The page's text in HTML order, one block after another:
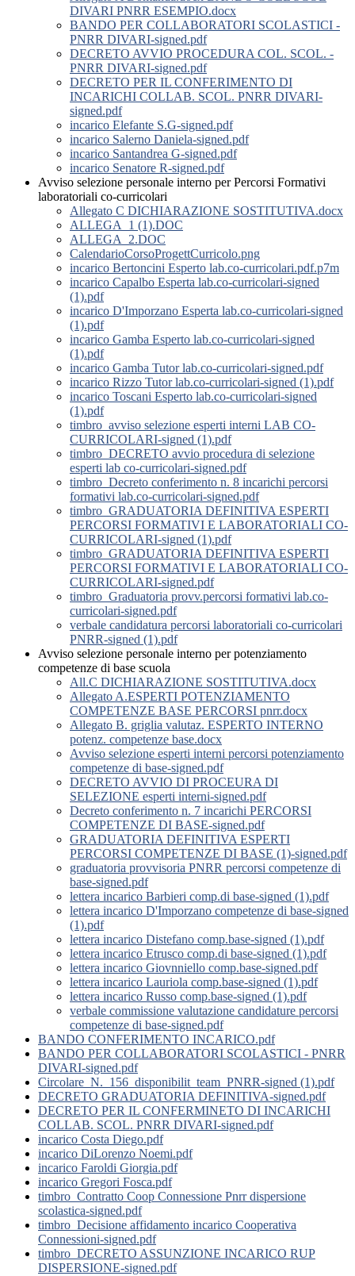
DIVARI PNRR ESEMPIO.docx
BANDO PER COLLABORATORI SCOLASTICI -
PNRR DIVARI-signed.pdf
DECRETO AVVIO PROCEDURA COL. SCOL. -
PNRR DIVARI-signed.pdf
DECRETO PER IL CONFERIMENTO DI
INCARICHI COLLAB. SCOL. PNRR DIVARI-
signed.pdf
incarico Elefante S.G-signed.pdf
incarico Salerno Daniela-signed.pdf
incarico Santandrea G-signed.pdf
incarico Senatore R-signed.pdf
Avviso selezione personale interno per Percorsi Formativi
laboratoriali co-curricolari
Allegato C DICHIARAZIONE SOSTITUTIVA.docx
ALLEGA_1 (1).DOC
ALLEGA_2.DOC
CalendarioCorsoProgettCurricolo.png
incarico Bertoncini Esperto lab.co-curricolari.pdf.p7m
incarico Capalbo Esperta lab.co-curricolari-signed
(1).pdf
incarico D'Imporzano Esperta lab.co-curricolari-signed
(1).pdf
incarico Gamba Esperto lab.co-curricolari-signed
(1).pdf
incarico Gamba Tutor lab.co-curricolari-signed.pdf
incarico Rizzo Tutor lab.co-curricolari-signed (1).pdf
incarico Toscani Esperto lab.co-curricolari-signed
(1).pdf
timbro_avviso selezione esperti interni LAB CO-
CURRICOLARI-signed (1).pdf
timbro_DECRETO avvio procedura di selezione
esperti lab co-curricolari-signed.pdf
timbro_Decreto conferimento n. 8 incarichi percorsi
formativi lab.co-curricolari-signed.pdf
timbro_GRADUATORIA DEFINITIVA ESPERTI
PERCORSI FORMATIVI E LABORATORIALI CO-
CURRICOLARI-signed (1).pdf
timbro_GRADUATORIA DEFINITIVA ESPERTI
PERCORSI FORMATIVI E LABORATORIALI CO-
CURRICOLARI-signed.pdf
timbro_Graduatoria provv.percorsi formativi lab.co-
curricolari-signed.pdf
verbale candidatura percorsi laboratoriali co-curricolari
PNRR-signed (1).pdf
Avviso selezione personale interno per potenziamento
competenze di base scuola
All.C DICHIARAZIONE SOSTITUTIVA.docx
Allegato A.ESPERTI POTENZIAMENTO
COMPETENZE BASE PERCORSI pnrr.docx
Allegato B. griglia valutaz. ESPERTO INTERNO
potenz. competenze base.docx
Avviso selezione esperti interni percorsi potenziamento
competenze di base-signed.pdf
DECRETO AVVIO DI PROCEURA DI
SELEZIONE esperti interni-signed.pdf
Decreto conferimento n. 7 incarichi PERCORSI
COMPETENZE DI BASE-signed.pdf
GRADUATORIA DEFINITIVA ESPERTI
PERCORSI COMPETENZE DI BASE (1)-signed.pdf
graduatoria provvisoria PNRR percorsi competenze di
base-signed.pdf
lettera incarico Barbieri comp.di base-signed (1).pdf
lettera incarico D'Imporzano competenze di base-signed
(1).pdf
lettera incarico Distefano comp.base-signed (1).pdf
lettera incarico Etrusco comp.di base-signed (1).pdf
lettera incarico Giovnniello comp.base-signed.pdf
lettera incarico Lauriola comp.base-signed (1).pdf
lettera incarico Russo comp.base-signed (1).pdf
verbale commissione valutazione candidature percorsi
competenze di base-signed.pdf
BANDO CONFERIMENTO INCARICO.pdf
BANDO PER COLLABORATORI SCOLASTICI - PNRR
DIVARI-signed.pdf
Circolare_N._156_disponibilit_team_PNRR-signed (1).pdf
DECRETO GRADUATORIA DEFINITIVA-signed.pdf
DECRETO PER IL CONFERMINETO DI INCARICHI
COLLAB. SCOL. PNRR DIVARI-signed.pdf
incarico Costa Diego.pdf
incarico DiLorenzo Noemi.pdf
incarico Faroldi Giorgia.pdf
incarico Gregori Fosca.pdf
timbro_Contratto Coop Connessione Pnrr dispersione
scolastica-signed.pdf
timbro_Decisione affidamento incarico Cooperativa
Connessioni-signed.pdf
timbro_DECRETO ASSUNZIONE INCARICO RUP
DISPERSIONE-signed.pdf